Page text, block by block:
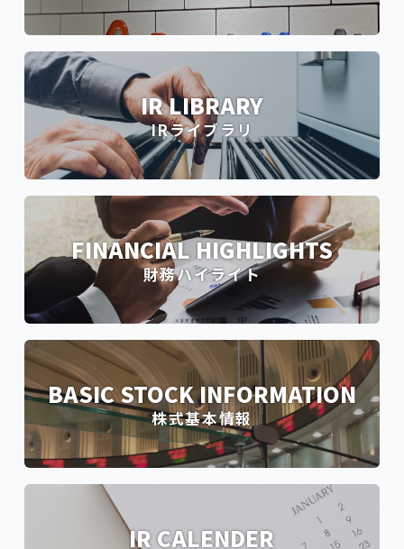
IR LIBRARY
IRライブラリ
FINANCIAL HIGHLIGHTS
財務ハイライト
BASIC STOCK INFORMATION
株式基本情報
IR CALENDER